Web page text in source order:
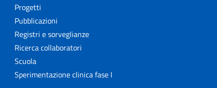
Progetti
Pubblicazioni
Registri e sorveglianze
Ricerca collaboratori
Scuola
Sperimentazione clinica fase I